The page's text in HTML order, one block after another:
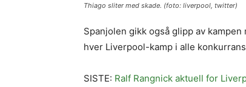
Thiago sliter med skade. (foto: liverpool, twitter)
Spanjolen gikk også glipp av
hver Liverpool-kamp i alle
SISTE: Ralf Rangnick aktuell for